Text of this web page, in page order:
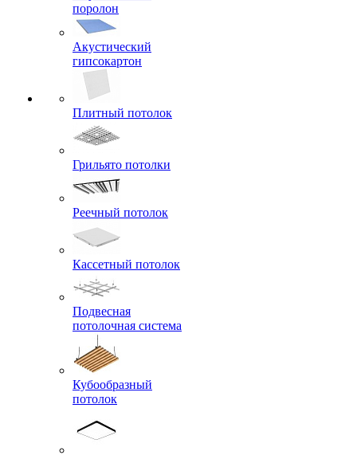
поролон
Акустический
гипсокартон
Плитный потолок
Грильято потолки
Реечный потолок
Кассетный потолок
Подвесная
потолочная система
Кубообразный
потолок